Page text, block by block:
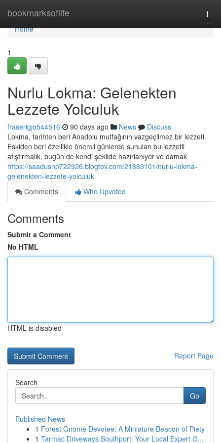
bookmarksoflife
Home
Home
1
Nurlu Lokma: Gelenekten
Lezzete Yolculuk
fraserigjo544516 90 days ago News
Discuss
Lokma, tarihten beri Anadolu mutfağının vazgeçilmez bir lezzeti.
Eskiden beri özellikle önemli günlerde sunulan bu lezzetli
atıştırmalık, bugün de kendi şekilde hazırlanıyor ve damak
https://saadusnp722926.blogtov.com/21889101/nurlu-lokma-
gelenekten-lezzete-yolculuk
Comments
Who Upvoted
Comments
Submit a Comment
No HTML
HTML is disabled
Report Page
Search
Go
Published News
1 Forest Gnome Devotee: A Miniature Beacon of Piety
1 Tarmac Driveways Southport: Your Local Expert G...